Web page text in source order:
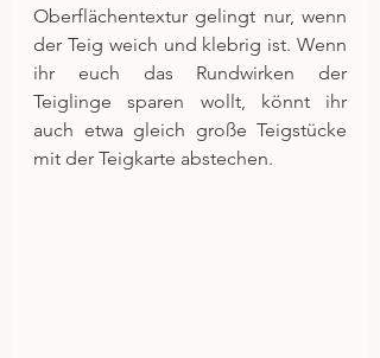
Oberflächentextur gelingt nur, wenn
der Teig weich und klebrig ist. Wenn
ihr euch das Rundwirken der
Teiglinge sparen wollt, könnt ihr
auch etwa gleich große Teigstücke
mit der Teigkarte abstechen.